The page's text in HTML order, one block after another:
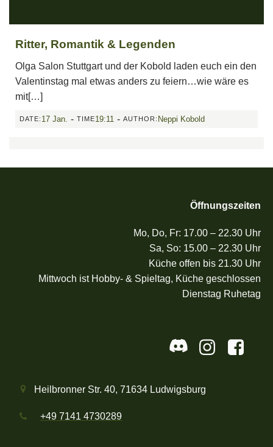
Ritter, Romantik & Legenden
Olga Salon Stuttgart und der Kobold laden euch ein den
Valentinstag mal etwas anders zu feiern…wie wäre es
mit[…]
DATE: 17 Jan. - TIME19:11 - AUTHOR: Neppi Kobold
Öffnungszeiten
Mo, Do, Fr: 17.00 – 22.30 Uhr
Sa, So: 15.00 – 22.30 Uhr
Küche offen bis 21.30 Uhr
Mittwoch ist Hobby- & Spieltag, Küche geschlossen
Dienstag Ruhetag
Heilbronner Str. 40, 71634 Ludwigsburg
+49 7141 4730289